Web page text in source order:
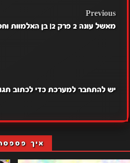
POST
Previous
מאשל עונה 2 פרק 2| בן האלמוות וחסרת המזל פרק 14
יש להתחבר למערכתכדי לכתוב
איך